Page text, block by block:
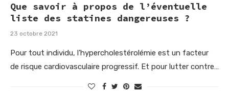
Que savoir à propos de l’éventuelle
liste des statines dangereuses ?
23 octobre 2021
Pour tout individu, l’hypercholestérolémie est un facteur
de risque cardiovasculaire progressif. Et pour lutter contre…